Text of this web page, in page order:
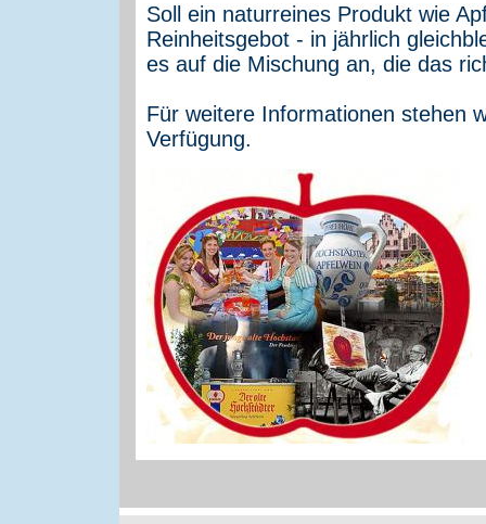
Soll ein naturreines Produkt wie
Reinheitsgebot - in jährlich
es auf die Mischung an, die das
Für weitere Informationen stehen
Verfügung.